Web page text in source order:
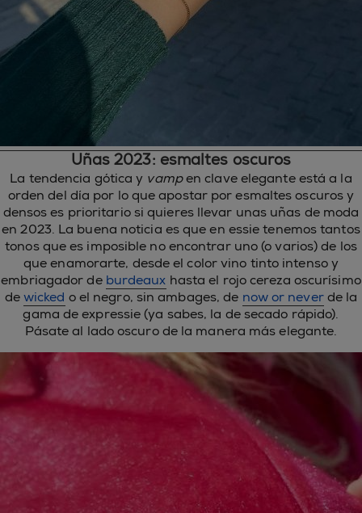
Uñas 2023: esmaltes oscuros
La tendencia gótica y vampen clave elegante está a la
orden del día por lo que apostar por esmaltes oscuros y
densos es prioritario si quieres llevar unas uñas de moda
en 2023. La buena noticia es que en essie tenemos tantos
tonos que es imposible no encontrar uno (o varios) de los
que enamorarte, desde el color vino tinto intenso y
embriagador de burdeaux hasta el rojo cereza oscurísimo
dewicked o el negro, sin ambages, de now or neverde la
gama de expressie (ya sabes, la de secado rápido).
Pásate al lado oscuro de la manera más elegante.